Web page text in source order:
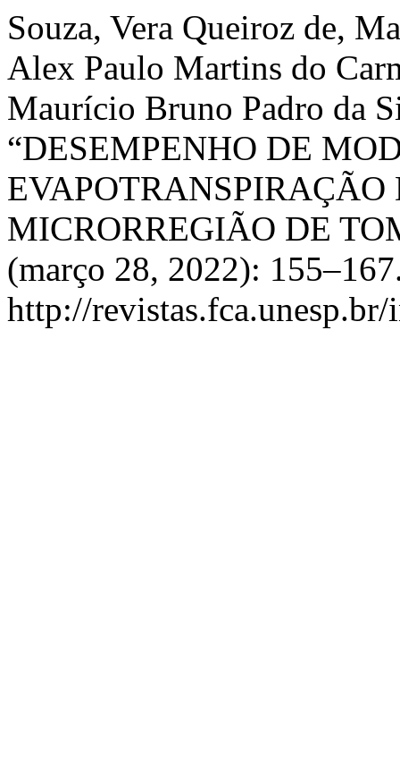
Souza, Vera Queiroz de,
Alex Paulo Martins do
Maurício Bruno Padro da
“DESEMPENHO DE
MICRORREGIÃO DE
(março 28, 2022):
http://